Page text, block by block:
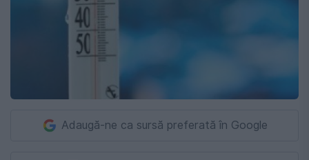
Adaugă-ne ca sursă preferată în Google